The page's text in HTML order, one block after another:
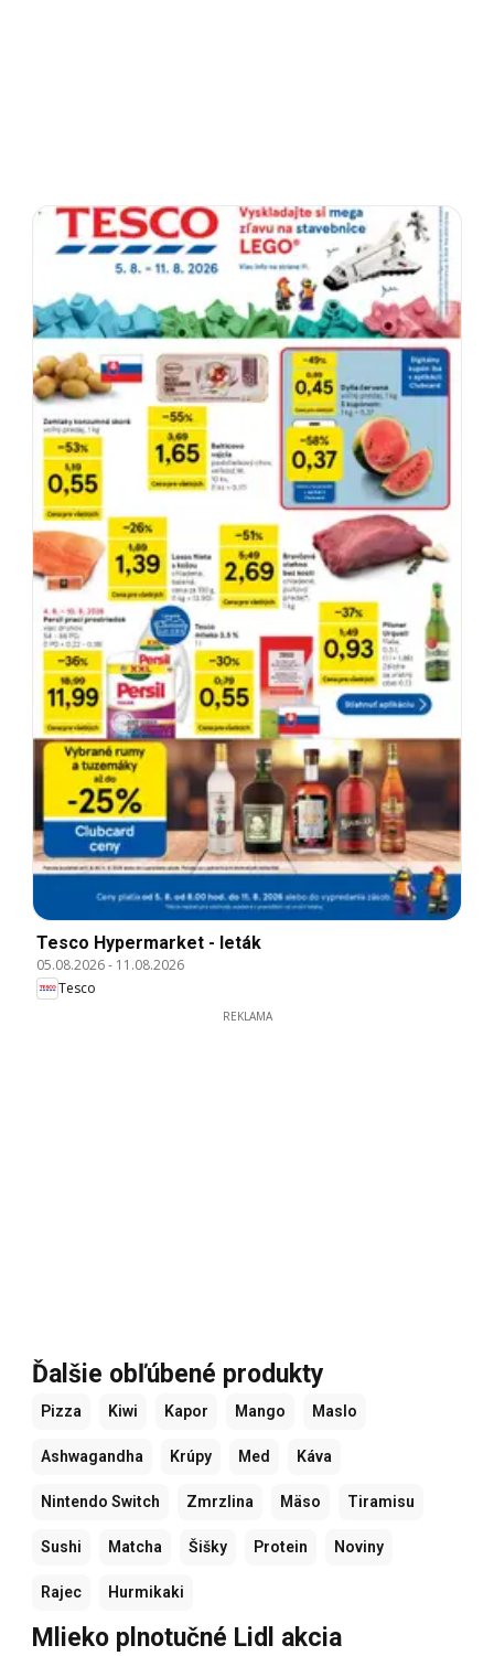
Tesco Hypermarket - leták
05.08.2026- 11.08.2026
Tesco
REKLAMA
Ďalšie obľúbené produkty
Pizza Kiwi Kapor Mango Maslo
Ashwagandha Krúpy Med Káva
Nintendo Switch Zmrzlina Mäso Tiramisu
Sushi Matcha Šišky Protein Noviny
Rajec Hurmikaki
Mlieko plnotučné Lidl akcia